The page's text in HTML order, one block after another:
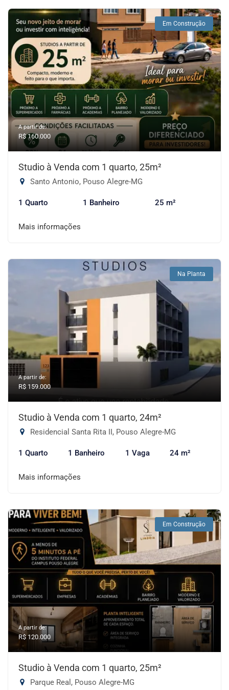
Em Construção
A partir de:
R$ 160.000
Studio à Venda com 1 quarto, 25m²
Santo Antonio, Pouso Alegre-MG
1 Quarto 1 Banheiro 25 m²
Mais informações
Na Planta
A partir de:
R$ 159.000
Studio à Venda com 1 quarto, 24m²
Residencial Santa Rita II, Pouso Alegre-MG
1 Quarto 1 Banheiro 1 Vaga 24 m²
Mais informações
Em Construção
A partir de:
R$ 120.000
Studio à Venda com 1 quarto, 25m²
Parque Real, Pouso Alegre-MG